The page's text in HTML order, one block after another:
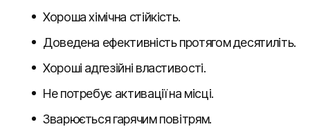
Хороша хімічна стійкість.
Доведена ефективність протягом десятиліть.
Хороші адгезійні властивості.
Не потребує активації на місці.
Зварюється гарячим повітрям.